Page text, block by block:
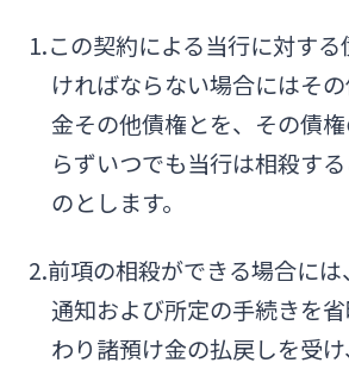
1.この契約による当行に対す
ければならない場合にはそ
金その他債権とを、その債
らずいつでも当行は相殺す
のとします。
2.前項の相殺ができる場合に
通知および所定の手続きを
わり諸預け金の払戻しを受